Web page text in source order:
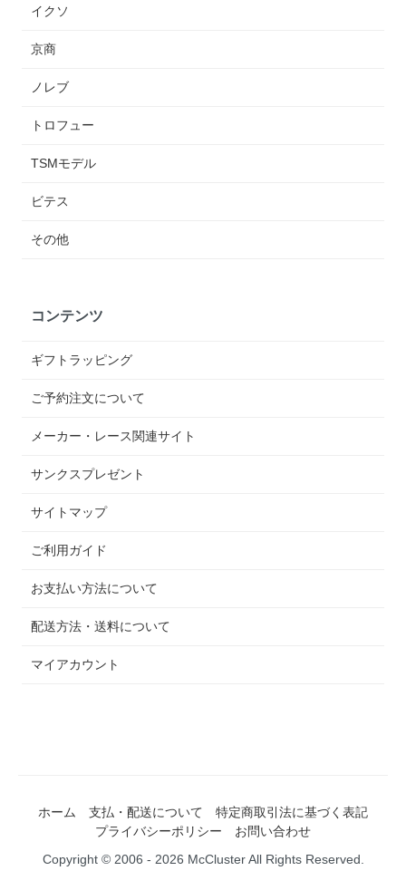
イクソ
京商
ノレブ
トロフュー
TSMモデル
ビテス
その他
コンテンツ
ギフトラッピング
ご予約注文について
メーカー・レース関連サイト
サンクスプレゼント
サイトマップ
ご利用ガイド
お支払い方法について
配送方法・送料について
マイアカウント
ホーム 支払・配送について
特定商取引法に基づく表記
プライバシーポリシー
お問い合わせ
Copyright © 2006 - 2026 McCluster All Rights Reserved.